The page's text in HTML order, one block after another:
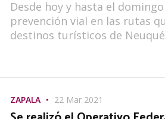
Desde hoy y hasta el
prevención vial en las rutas
destinos turísticos de
ZAPALA 22 Mar 2021